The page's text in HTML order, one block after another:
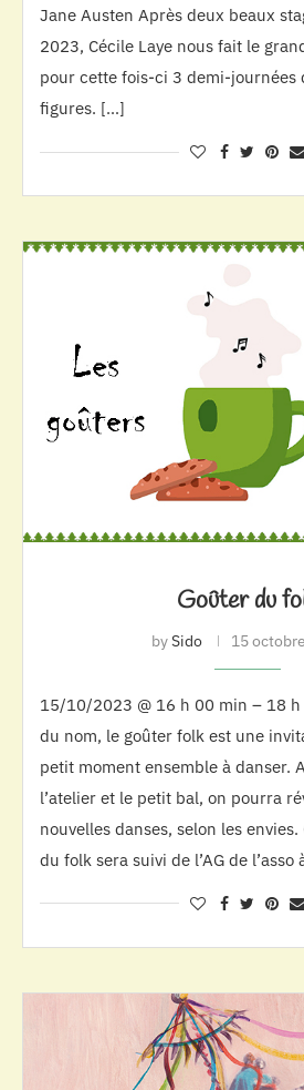
Jane Austen Après deux beaux
2023, Cécile Laye nous fait le
pour cette fois-ci 3 demi-journées
figures. […]
Goûter du
bySido 15
15/10/2023 @ 16 h 00 min – 18
du nom, le goûter folk est une
petit moment ensemble à danser.
l’atelier et le petit bal, on pourra
nouvelles danses, selon les
du folk sera suivi de l’AG de l’asso